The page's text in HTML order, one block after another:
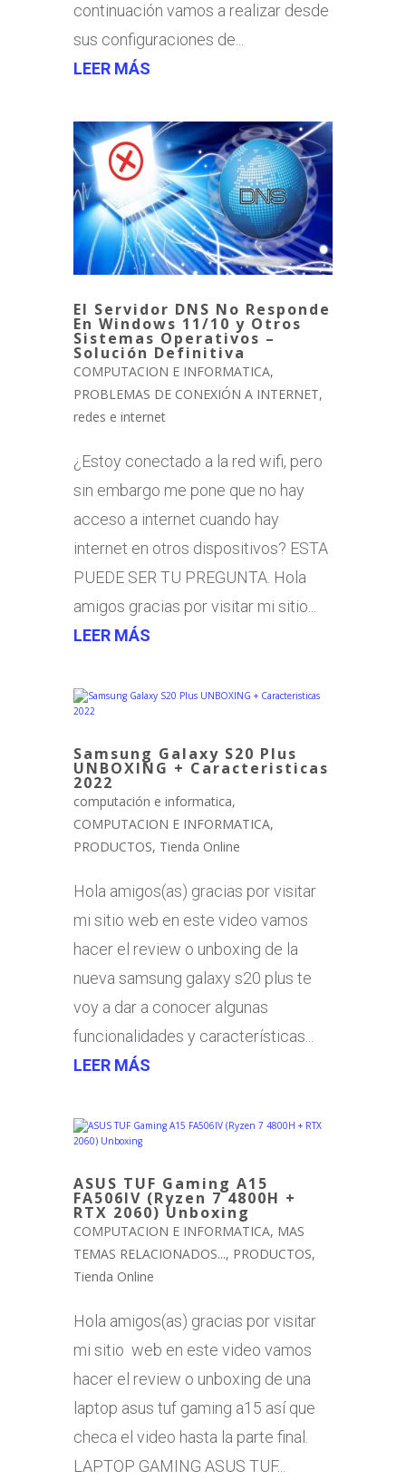
continuación vamos a realizar desde
sus configuraciones de...
LEER MÁS
El Servidor DNS No Responde
En Windows 11/10 y Otros
Sistemas Operativos –
Solución Definitiva
COMPUTACION E INFORMATICA,
PROBLEMAS DE CONEXIÓN A INTERNET,
redes e internet
¿Estoy conectado a la red wifi, pero
sin embargo me pone que no hay
acceso a internet cuando hay
internet en otros dispositivos? ESTA
PUEDE SER TU PREGUNTA. Hola
amigos gracias por visitar mi sitio...
LEER MÁS
Samsung Galaxy S20 Plus
UNBOXING + Caracteristicas
2022
computación e informatica,
COMPUTACION E INFORMATICA,
PRODUCTOS, Tienda Online
Hola amigos(as) gracias por visitar
mi sitio web en este video vamos
hacer el review o unboxing de la
nueva samsung galaxy s20 plus te
voy a dar a conocer algunas
funcionalidades y características...
LEER MÁS
ASUS TUF Gaming A15
FA506IV (Ryzen 7 4800H +
RTX 2060) Unboxing
COMPUTACION E INFORMATICA, MAS
TEMAS RELACIONADOS..., PRODUCTOS,
Tienda Online
Hola amigos(as) gracias por visitar
mi sitio web en este video vamos
hacer el review o unboxing de una
laptop asus tuf gaming a15 así que
checa el video hasta la parte final.
LAPTOP GAMING ASUS TUF...